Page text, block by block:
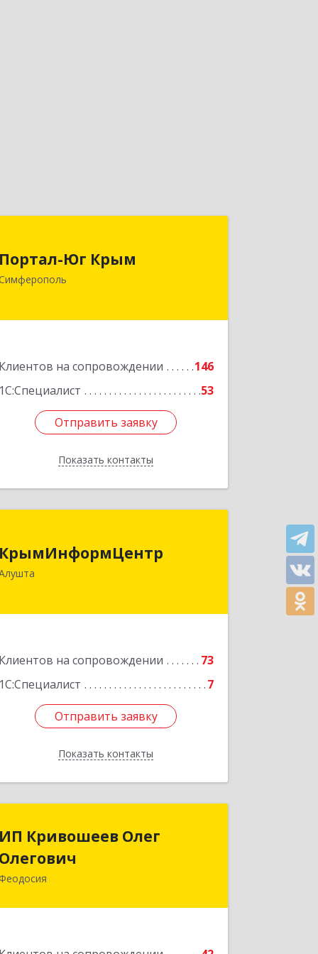
Портал-Юг Крым
Клиентов на сопровождении
146
1С:Специалист
53
Отправить заявку
Показать контакты
295015, Крым Респ, Симферополь г,
Подробнее
Отправить заявку
Назад
КрымИнформЦентр
Клиентов на сопровождении
73
1С:Специалист
7
Отправить заявку
Показать контакты
298500, Крым Респ, Алушта г,
Подробнее
Отправить заявку
Назад
ИП Кривошеев Олег
Олегович
Олегович